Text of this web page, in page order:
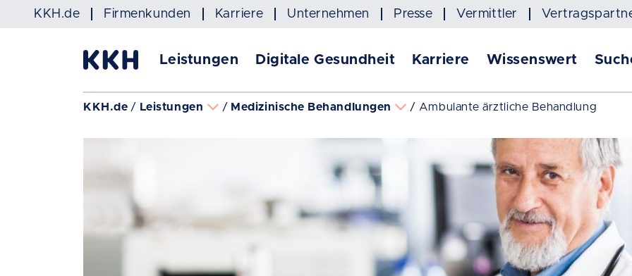
Navigation überspringen
KKH.de Firmenkunden Karriere Unternehmen Presse Vermittler
Leistungen Digitale Gesundheit Karriere Wissenswert
KKH.de Leistungen Medizinische Behandlungen Ambulante ärztliche Behandlung